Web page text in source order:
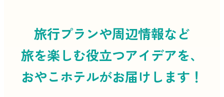
旅行プランや周辺情報など
旅を楽しむ役立つアイデアを、
おやこホテルがお届けします！